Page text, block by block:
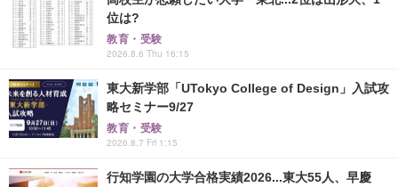
位は?
教育・受験
2026.8.6 Thu 16:15
東大新学部「UTokyo College of Design」入試攻
略セミナー9/27
教育・受験
2026.8.7 Fri 1:15
行知学園の大学合格実績2026...東大55人、早慶